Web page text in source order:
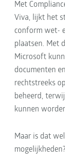
Met
Viva, lijkt het
conform wet-
plaatsen. Met
Microsoft
documenten
rechtstreeks
beheerd,
kunnen
Maar is dat